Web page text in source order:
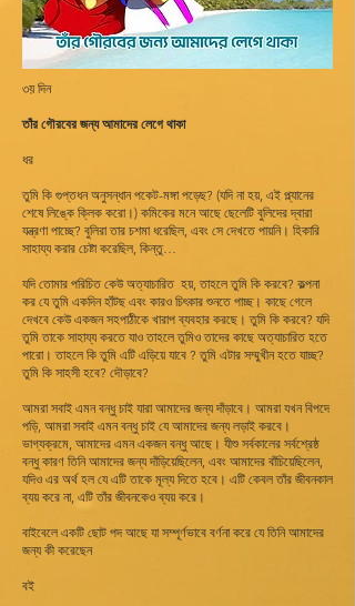
৩য় দিন
তাঁর গৌরবের জন্য আমাদের লেগে থাকা
ধর
তুমি কি গুপ্তধন অনুসন্ধান পকেট-মঙ্গা পড়েছ? (যদি না হয়, এই প্ল্যানের
শেষে লিঙ্কে ক্লিক করো।) কমিকের মনে আছে ছেলেটি বুলিদের দ্বারা
যন্ত্রণা পাচ্ছে? বুলিরা তার চশমা ধরেছিল, এবং সে দেখতে পায়নি। হিকারি
সাহায্য করার চেষ্টা করেছিল, কিন্তু…
যদি তোমার পরিচিত কেউ অত্যাচারিত হয়, তাহলে তুমি কি করবে? কল্পনা
কর যে তুমি একদিন হাঁটছ এবং কারও চিৎকার শুনতে পাচ্ছ। কাছে গেলে
দেখবে কেউ একজন সহপাঠীকে খারাপ ব্যবহার করছে। তুমি কি করবে? যদি
তুমি তাকে সাহায্য করতে যাও তাহলে তুমিও তাদের কাছে অত্যাচারিত হতে
পারো। তাহলে কি তুমি এটি এড়িয়ে যাবে ? তুমি এটার সম্মুখীন হতে যাচ্ছ?
তুমি কি সাহসী হবে? দৌড়াবে?
আমরা সবাই এমন বন্ধু চাই যারা আমাদের জন্য দাঁড়াবে। আমরা যখন বিপদে
পড়ি, আমরা সবাই এমন বন্ধু চাই যে আমাদের জন্য লড়াই করবে।
ভাগ্যক্রমে, আমাদের এমন একজন বন্ধু আছে। যীশু সর্বকালের সর্বশ্রেষ্ঠ
বন্ধু কারণ তিনি আমাদের জন্য দাঁড়িয়েছিলেন, এবং আমাদের বাঁচিয়েছিলেন,
যদিও এর অর্থ হল যে এটি তাকে মূল্য দিতে হবে। এটি কেবল তাঁর জীবনকাল
ব্যয় করে না, এটি তাঁর জীবনকেও ব্যয় করে।
বাইবেলে একটি ছোট পদ আছে যা সম্পূর্ণভাবে বর্ণনা করে যে তিনি আমাদের
জন্য কী করেছেন
বই